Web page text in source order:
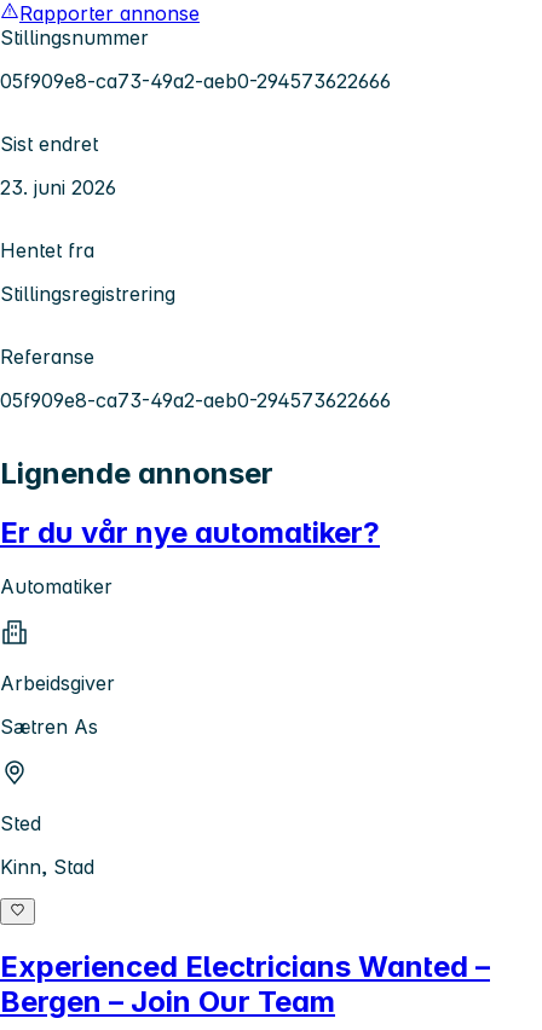
Rapporter annonse
Stillingsnummer
05f909e8-ca73-49a2-aeb0-294573622666
Sist endret
23. juni 2026
Hentet fra
Stillingsregistrering
Referanse
05f909e8-ca73-49a2-aeb0-294573622666
Lignende annonser
Er du vår nye automatiker?
Automatiker
Arbeidsgiver
Sætren As
Sted
Kinn, Stad
Experienced Electricians Wanted –
Bergen – Join Our Team